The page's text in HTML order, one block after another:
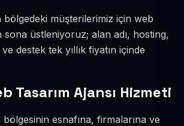
bölgedeki müşterilerimiz için web
sona üstleniyoruz; alan adı, hosting,
destek tek yıllık fiyatın içinde
Tasarım Ajansı Hizmeti
esnafına, firmalarına ve